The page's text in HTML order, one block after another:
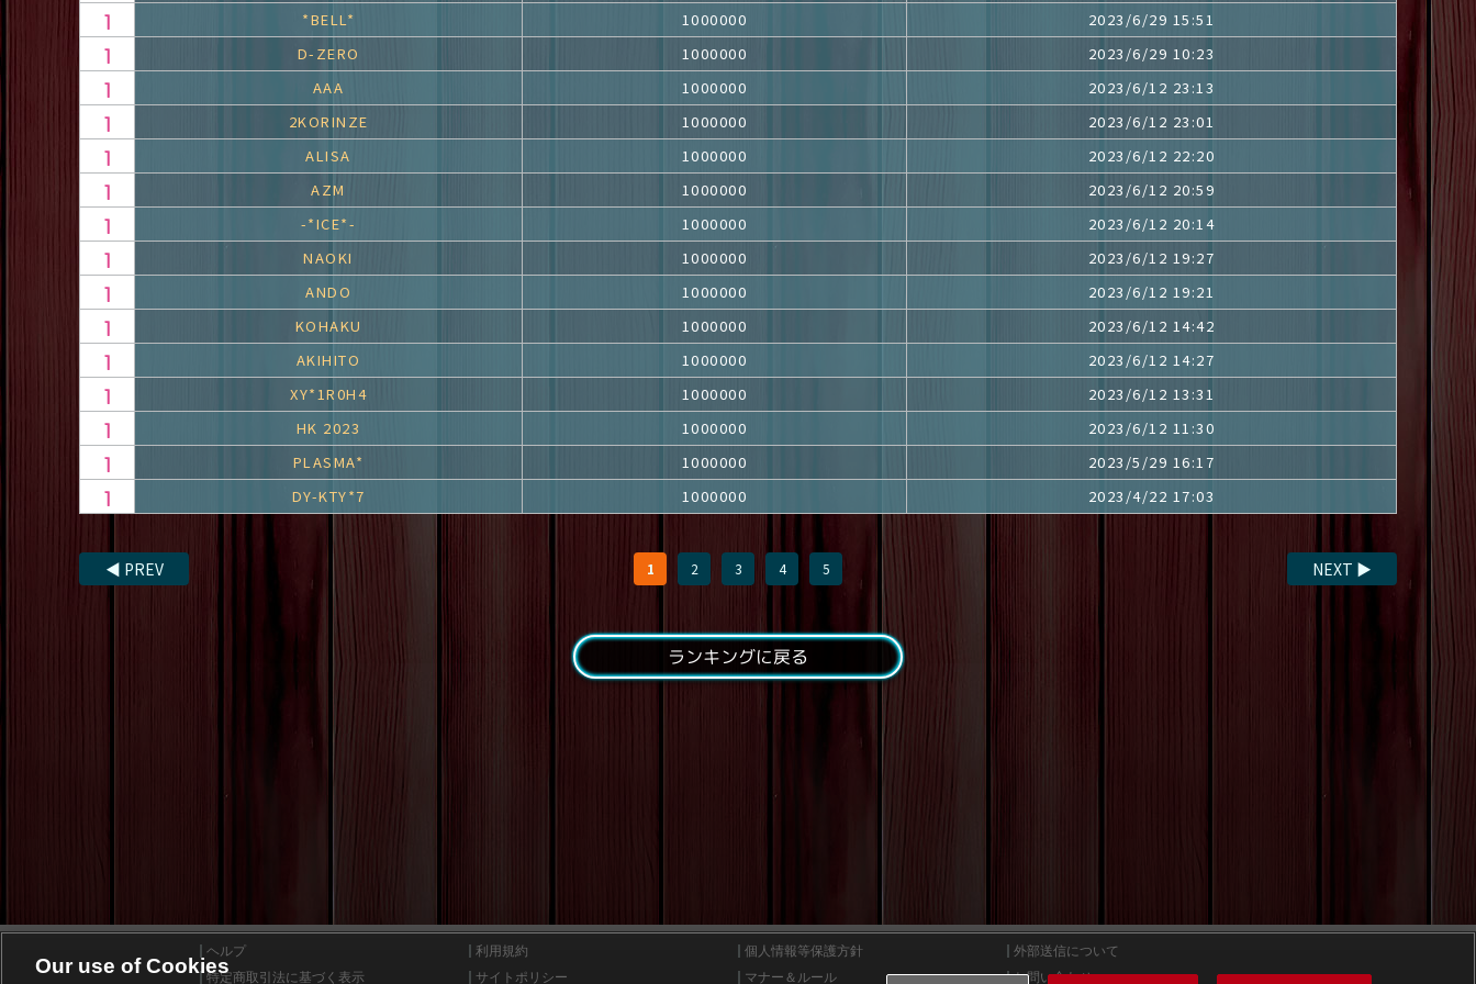
*BELL*
1000000
2023/6/29 15:51
D-ZERO
1000000
2023/6/29 10:23
AAA
1000000
2023/6/12 23:13
2KORINZE
1000000
2023/6/12 23:01
ALISA
1000000
2023/6/12 22:20
AZM
1000000
2023/6/12 20:59
-*ICE*-
1000000
2023/6/12 20:14
NAOKI
1000000
2023/6/12 19:27
ANDO
1000000
2023/6/12 19:21
KOHAKU
1000000
2023/6/12 14:42
AKIHITO
1000000
2023/6/12 14:27
XY*1R0H4
1000000
2023/6/12 13:31
HK 2023
1000000
2023/6/12 11:30
PLASMA*
1000000
2023/5/29 16:17
DY-KTY*7
1000000 2023/4/22 17:03
◀ PREV 1 2 3 4 5 NEXT ▶
ランキングに戻る
ヘルプ 利用規約 個人情報等保護方針
外部送信について
特定商取引法に基づく表示
サイトポリシー マナー＆ルール お問い合わせ
Our use of Cookies